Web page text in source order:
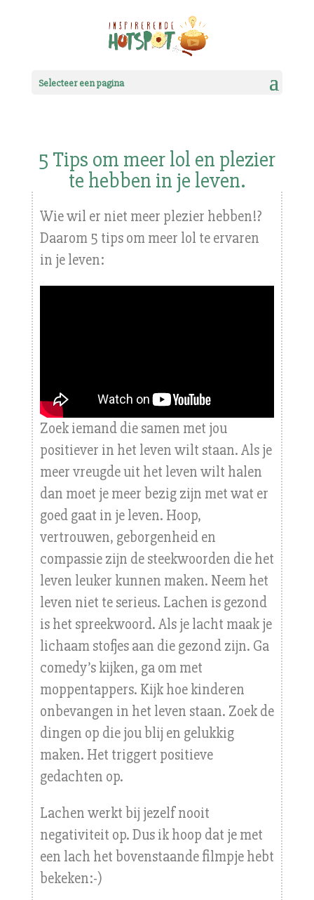
Selecteer een pagina
5 Tips om meer lol en plezier
te hebben in je leven.
Wie wil er niet meer plezier hebben!?
Daarom 5 tips om meer lol te ervaren
in je leven:
Zoek iemand die samen met jou
positiever in het leven wilt staan. Als je
meer vreugde uit het leven wilt halen
dan moet je meer bezig zijn met wat er
goed gaat in je leven. Hoop,
vertrouwen, geborgenheid en
compassie zijn de steekwoorden die het
leven leuker kunnen maken. Neem het
leven niet te serieus. Lachen is gezond
is het spreekwoord. Als je lacht maak je
lichaam stofjes aan die gezond zijn. Ga
comedy’s kijken, ga om met
moppentappers. Kijk hoe kinderen
onbevangen in het leven staan. Zoek de
dingen op die jou blij en gelukkig
maken. Het triggert positieve
gedachten op.
Lachen werkt bij jezelf nooit
negativiteit op. Dus ik hoop dat je met
een lach het bovenstaande filmpje hebt
bekeken:-)